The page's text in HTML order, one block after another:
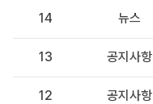
14 뉴스
13 공지사항
12 공지사항